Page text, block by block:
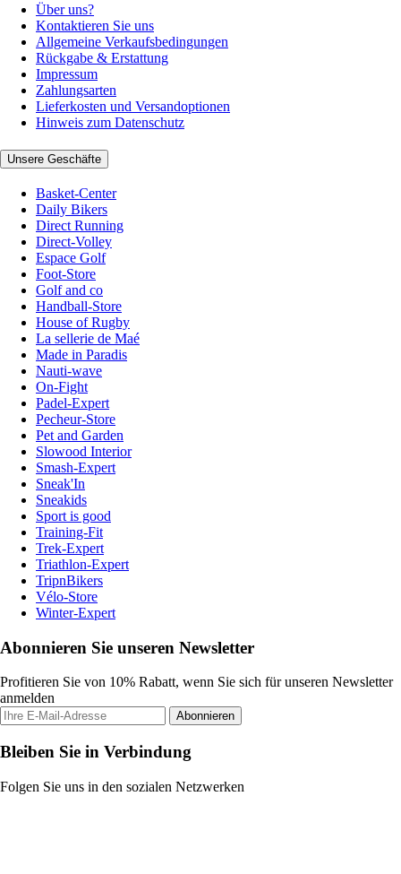
Über uns?
Kontaktieren Sie uns
Allgemeine Verkaufsbedingungen
Rückgabe & Erstattung
Impressum
Zahlungsarten
Lieferkosten und Versandoptionen
Hinweis zum Datenschutz
Unsere Geschäfte
Basket-Center
Daily Bikers
Direct Running
Direct-Volley
Espace Golf
Foot-Store
Golf and co
Handball-Store
House of Rugby
La sellerie de Maé
Made in Paradis
Nauti-wave
On-Fight
Padel-Expert
Pecheur-Store
Pet and Garden
Slowood Interior
Smash-Expert
Sneak'In
Sneakids
Sport is good
Training-Fit
Trek-Expert
Triathlon-Expert
TripnBikers
Vélo-Store
Winter-Expert
Abonnieren Sie unseren Newsletter
Profitieren Sie von 10% Rabatt, wenn Sie sich für unseren Newsletter
anmelden
Abonnieren
Bleiben Sie in Verbindung
Folgen Sie uns in den sozialen Netzwerken